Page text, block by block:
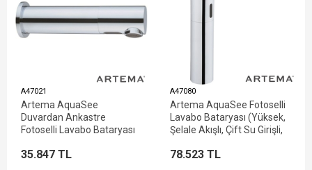
A47021
Artema AquaSee
Duvardan Ankastre
Fotoselli Lavabo Bataryası
35.847 TL
A47080
Artema AquaSee Fotoselli
Lavabo Bataryası (Yüksek,
Şelale Akışlı, Çift Su Girişli,
78.523 TL